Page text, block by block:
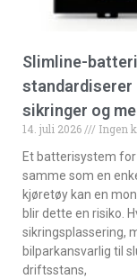
Slimline-
sikringer og
14. juli 2026
Ingen
Et batterisystem
samme som en
kjøretøy kan en
blir dette en risiko.
sikringsplassering,
bilparkansvarlig til
driftsstans,